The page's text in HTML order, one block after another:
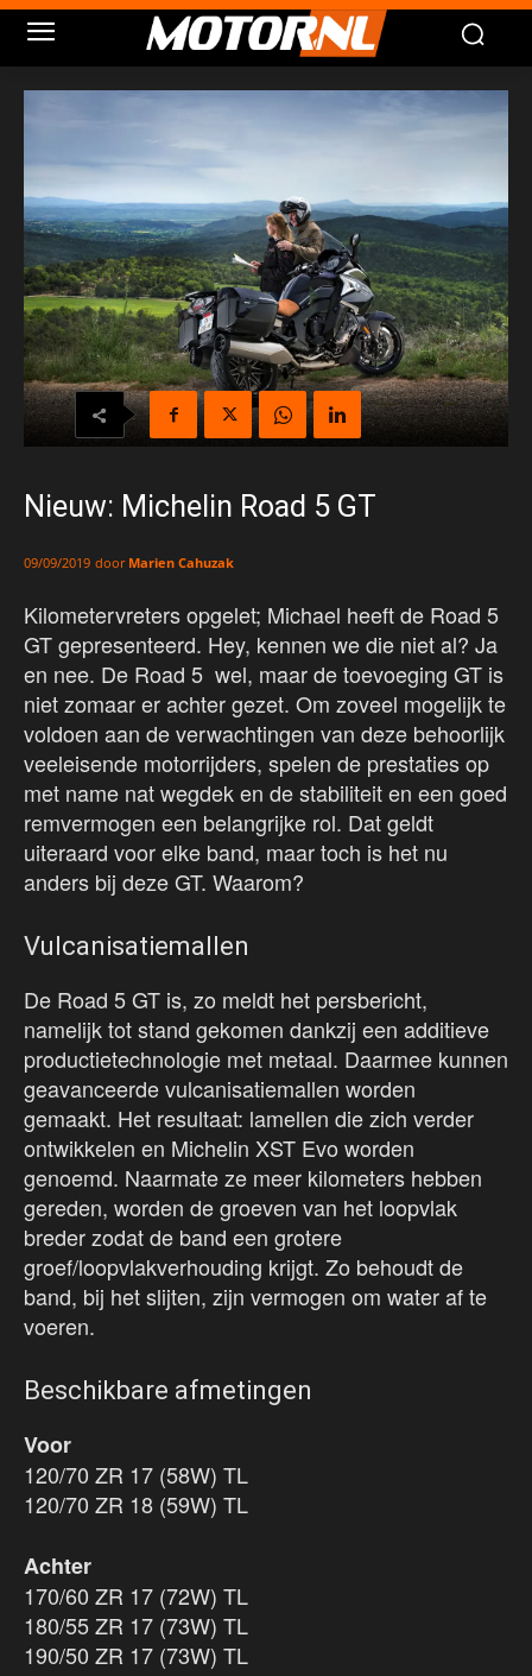
Nieuw: Michelin Road 5 GT
09/09/2019 door Marien Cahuzak
Kilometervreters opgelet; Michael heeft de Road 5
GT gepresenteerd. Hey, kennen we die niet al? Ja
en nee. De Road 5 wel, maar de toevoeging GT is
niet zomaar er achter gezet. Om zoveel mogelijk te
voldoen aan de verwachtingen van deze behoorlijk
veeleisende motorrijders, spelen de prestaties op
met name nat wegdek en de stabiliteit en een goed
remvermogen een belangrijke rol. Dat geldt
uiteraard voor elke band, maar toch is het nu
anders bij deze GT. Waarom?
Vulcanisatiemallen
De Road 5 GT is, zo meldt het persbericht,
namelijk tot stand gekomen dankzij een additieve
productietechnologie met metaal. Daarmee kunnen
geavanceerde vulcanisatiemallen worden
gemaakt. Het resultaat: lamellen die zich verder
ontwikkelen en Michelin XST Evo worden
genoemd. Naarmate ze meer kilometers hebben
gereden, worden de groeven van het loopvlak
breder zodat de band een grotere
groef/loopvlakverhouding krijgt. Zo behoudt de
band, bij het slijten, zijn vermogen om water af te
voeren.
Beschikbare afmetingen
Voor
120/70 ZR 17 (58W) TL
120/70 ZR 18 (59W) TL
Achter
170/60 ZR 17 (72W) TL
180/55 ZR 17 (73W) TL
190/50 ZR 17 (73W) TL